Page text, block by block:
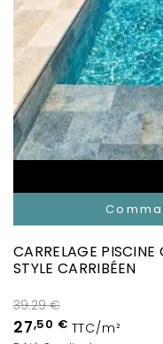
CARRELAGE
STYLE CARRIBÉEN
39.29 €
27,50 € TTC/m²